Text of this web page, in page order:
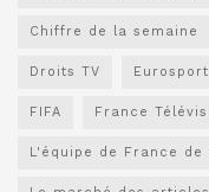
Chiffre de la semaine
Droits TV Eurosport
FIFA France
L'équipe de France